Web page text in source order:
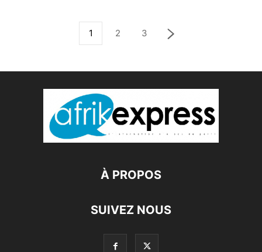
1 2 3
À PROPOS
SUIVEZ NOUS